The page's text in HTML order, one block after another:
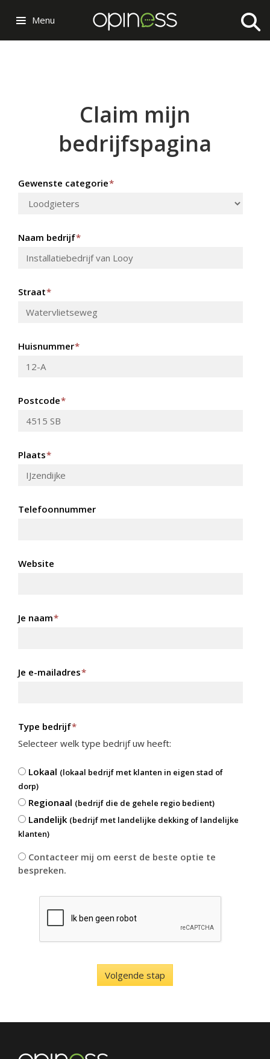
Menu
Claim mijn
bedrijfspagina
Gewenste categorie*
Naam bedrijf*
Straat*
Huisnummer*
Postcode*
Plaats*
Telefoonnummer
Website
Je naam*
Je e-mailadres*
Type bedrijf*
Selecteer welk type bedrijf uw heeft:
Lokaal (lokaal bedrijf met klanten in eigen stad of
dorp)
Regionaal (bedrijf die de gehele regio bedient)
Landelijk (bedrijf met landelijke dekking of landelijke
klanten)
Contacteer mij om eerst de beste optie te
bespreken.